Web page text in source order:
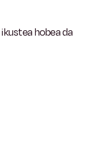
ikustea hobea da